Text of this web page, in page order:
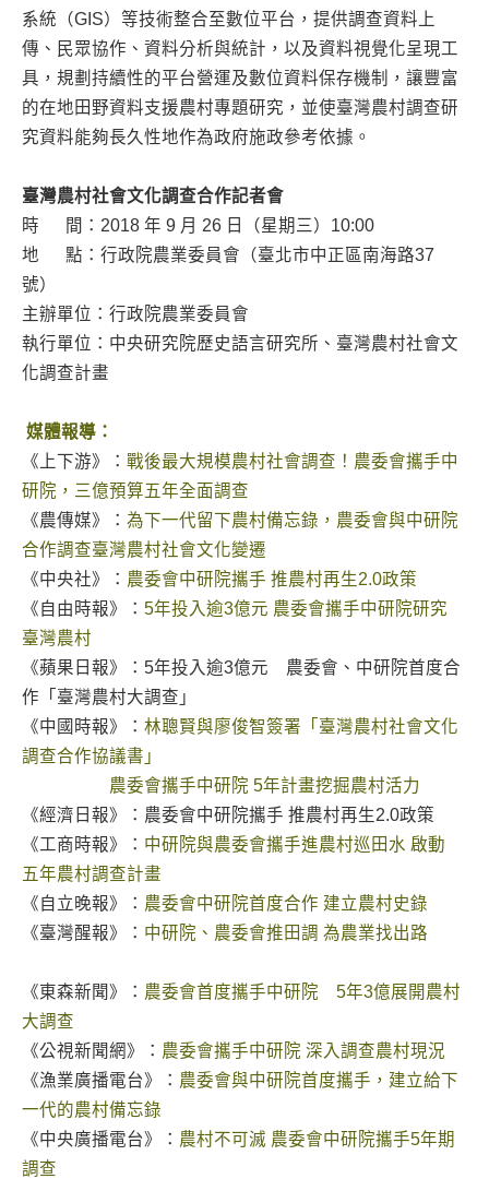
系統（GIS）等技術整合至數位平台，提供調查資料上
傳、民眾協作、資料分析與統計，以及資料視覺化呈現工
具，規劃持續性的平台營運及數位資料保存機制，讓豐富
的在地田野資料支援農村專題研究，並使臺灣農村調查研
究資料能夠長久性地作為政府施政參考依據。
臺灣農村社會文化調查合作記者會
時 間：2018 年 9 月 26 日（星期三）10:00
地 點：行政院農業委員會（臺北市中正區南海路37
號）
主辦單位：行政院農業委員會
執行單位：中央研究院歷史語言研究所、臺灣農村社會文
化調查計畫
媒體報導：
《上下游》： 戰後最大規模農村社會調查！農委會攜手中
研院，三億預算五年全面調查
《農傳媒》： 為下一代留下農村備忘錄，農委會與中研院
合作調查臺灣農村社會文化變遷
《中央社》： 農委會中研院攜手 推農村再生2.0政策
《自由時報》： 5年投入逾3億元 農委會攜手中研院研究
臺灣農村
《蘋果日報》：5年投入逾3億元 農委會、中研院首度合
作「臺灣農村大調查」
《中國時報》： 林聰賢與廖俊智簽署「臺灣農村社會文化
調查合作協議書」
農委會攜手中研院 5年計畫挖掘農村活力
《經濟日報》：農委會中研院攜手 推農村再生2.0政策
《工商時報》： 中研院與農委會攜手進農村巡田水 啟動
五年農村調查計畫
《自立晚報》： 農委會中研院首度合作 建立農村史錄
《臺灣醒報》： 中研院、農委會推田調 為農業找出路
《東森新聞》： 農委會首度攜手中研院 5年3億展開農村
大調查
《公視新聞網》： 農委會攜手中研院 深入調查農村現況
《漁業廣播電台》： 農委會與中研院首度攜手，建立給下
一代的農村備忘錄
《中央廣播電台》： 農村不可滅 農委會中研院攜手5年期
調查